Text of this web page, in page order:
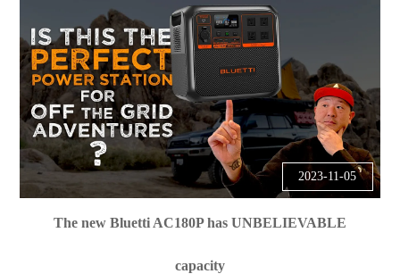
2023-11-05
The new Bluetti AC180P has UNBELIEVABLE
capacity